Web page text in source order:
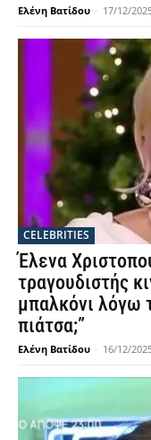
Ελένη Βατίδου - 17/12/
CELEBRITIES
Έλενα
τραγουδιστής
μπαλκόνι λόγω
πιάτσα;”
Ελένη Βατίδου - 16/12/